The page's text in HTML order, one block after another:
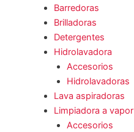
Barredoras
Brilladoras
Detergentes
Hidrolavadora
Accesorios
Hidrolavadoras
Lava aspiradoras
Limpiadora a vapor
Accesorios